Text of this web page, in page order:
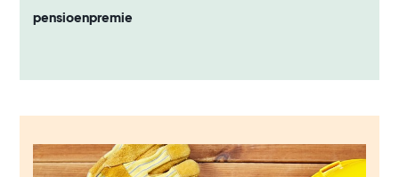
pensioenpremie